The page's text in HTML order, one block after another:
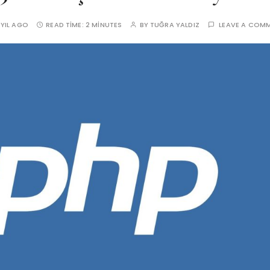
AGO READ TIME: 2 MINUTES BY TUĞRA YALDIZ LEAVE A